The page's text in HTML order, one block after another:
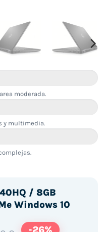
moderada.
y multimedia.
/ 8GB
Windows 10